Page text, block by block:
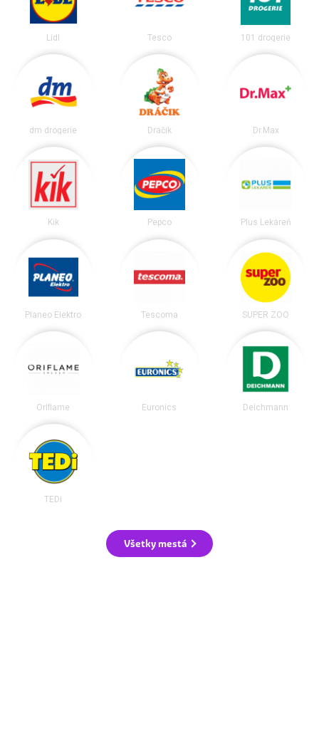
Lidl Tesco 101 drogerie
dm drogerie Dráčik Dr.Max
Kik Pepco Plus Lekáreň
Planeo Elektro Tescoma SUPER ZOO
Oriflame Euronics Deichmann
TEDi
Všetky mestá